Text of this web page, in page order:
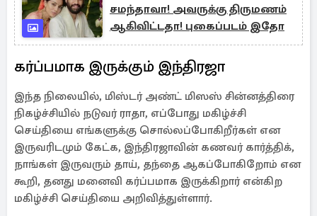
சமந்தாவா! அவருக்கு திருமணம்
ஆகிவிட்டதா! புகைப்படம் இதோ
கர்ப்பமாக இருக்கும் இந்திரஜா
இந்த நிலையில், மிஸ்டர் அண்ட் மிஸஸ் சின்னத்திரை
நிகழ்ச்சியில் நடுவர் ராதா, எப்போது மகிழ்ச்சி
செய்தியை எங்களுக்கு சொல்லப்போகிறீர்கள் என
இருவரிடமும் கேட்க, இந்திரஜாவின் கணவர் கார்த்திக்,
நாங்கள் இருவரும் தாய், தந்தை ஆகப்போகிறோம் என
கூறி, தனது மனைவி கர்ப்பமாக இருக்கிறார் என்கிற
மகிழ்ச்சி செய்தியை அறிவித்துள்ளார்.